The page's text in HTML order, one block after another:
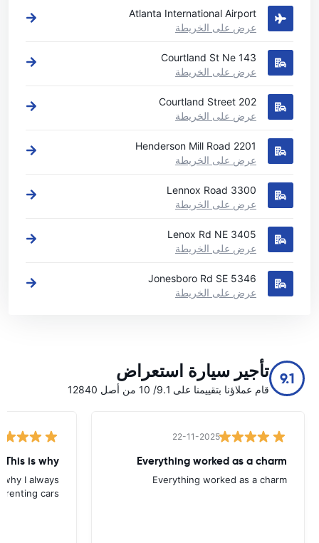
Atlanta International Airport
عرض على الخريطة
143 Courtland St Ne
عرض على الخريطة
202 Courtland Street
عرض على الخريطة
2201 Henderson Mill Road
عرض على الخريطة
3300 Lennox Road
عرض على الخريطة
3405 Lenox Rd NE
عرض على الخريطة
5346 Jonesboro Rd SE
عرض على الخريطة
9.1 تأجير سيارة استعراض
قام عملاؤنا بتقييمنا على 9.1/ 10 من أصل 12840
22-11-2025
Everything worked as a charm
Everything worked as a charm
This is why
I always
cars.